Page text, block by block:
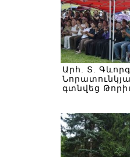
Արհ. Տ.
գտնվեց